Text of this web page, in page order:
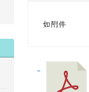
如附件